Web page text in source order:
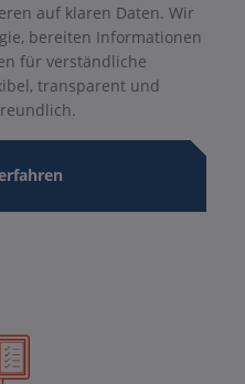
auf klaren Daten. Wir
bereiten Informationen
für verständliche
transparent und